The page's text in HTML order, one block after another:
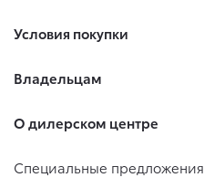
Условия покупки
Владельцам
О дилерском центре
Специальные предложения